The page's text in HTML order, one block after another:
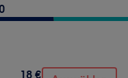
18 €